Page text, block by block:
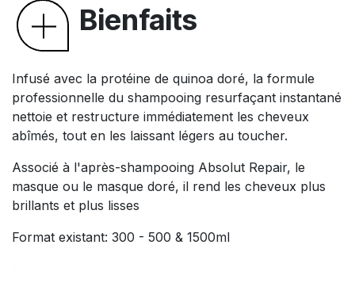
Bienfaits
Infusé avec la protéine de quinoa doré, la formule
professionnelle du shampooing resurfaçant instantané
nettoie et restructure immédiatement les cheveux
abîmés, tout en les laissant légers au toucher.
Associé à l'après-shampooing Absolut Repair, le
masque ou le masque doré, il rend les cheveux plus
brillants et plus lisses
Format existant: 300 - 500 & 1500ml